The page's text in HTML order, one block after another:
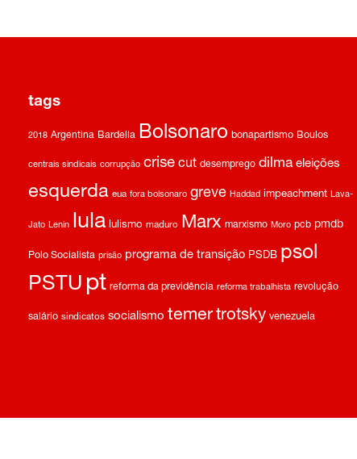
tags
2018 Argentina Bardella Bolsonaro bonapartismo Boulos
centrais sindicais corrupção crise cut desemprego dilma eleições
esquerda eua fora bolsonaro greve Haddad impeachment Lava-
Jato Lenin lula lulismo maduro Marx marxismo Moro pcb pmdb
Polo Socialista prisão programa de transição PSDB psol
PSTU pt reforma da previdência reforma trabalhista revolução
salário sindicatos socialismo temer trotsky venezuela